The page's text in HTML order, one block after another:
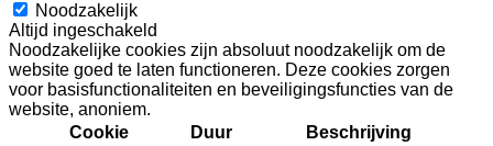
Noodzakelijk
Altijd ingeschakeld
Noodzakelijke cookies zijn absoluut noodzakelijk om de
website goed te laten functioneren. Deze cookies zorgen
voor basisfunctionaliteiten en beveiligingsfuncties van de
website, anoniem.
Cookie
Duur Beschrijving